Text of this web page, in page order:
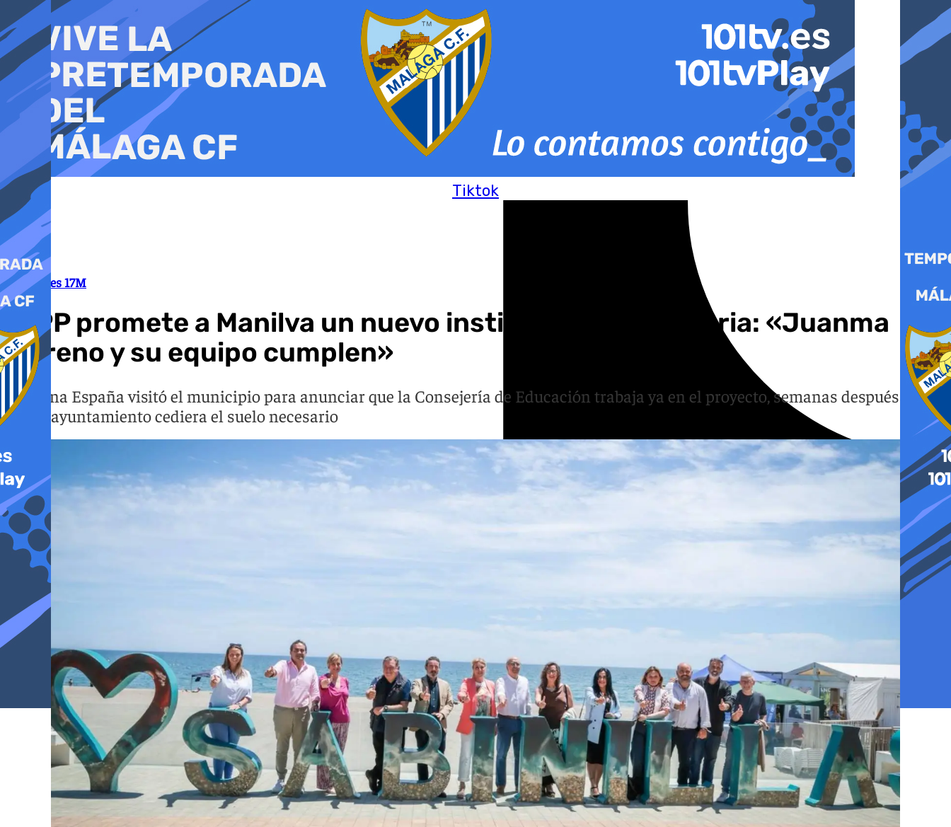
al
contenido
Tiktok
Elecciones 17M
El PP promete a Manilva un nuevo instituto de secundaria: «Juanma
Moreno y su equipo cumplen»
Carolina España visitó el municipio para anunciar que la Consejería de Educación trabaja ya en el proyecto, semanas después de
que el ayuntamiento cediera el suelo necesario